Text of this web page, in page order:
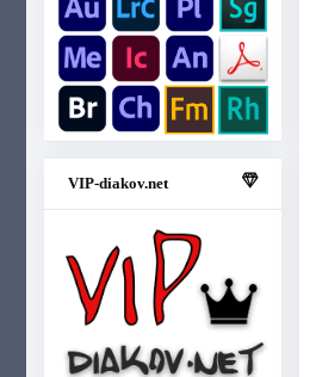
VIP-diakov.net